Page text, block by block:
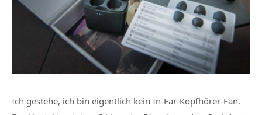
Ich gestehe, ich bin eigentlich kein In-Ear-Kopfhörer-Fan.